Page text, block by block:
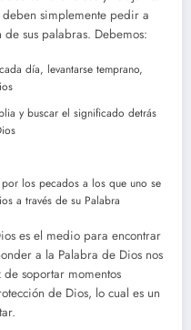
deben simplemente pedir a
sus palabras. Debemos:
cada día, levantarse temprano,
y buscar el significado detrás
los pecados a los que uno se
a través de su Palabra
es el medio para encontrar
a la Palabra de Dios nos
soportar momentos
de Dios, lo cual es un